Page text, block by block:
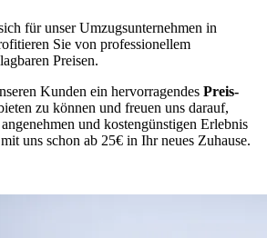
für unser Umzugsunternehmen in
Sie von professionellem
Preisen.
Kunden ein hervorragendes Preis-
zu können und freuen uns darauf,
und kostengünstigen Erlebnis
uns schon ab 25€ in Ihr neues Zuhause.